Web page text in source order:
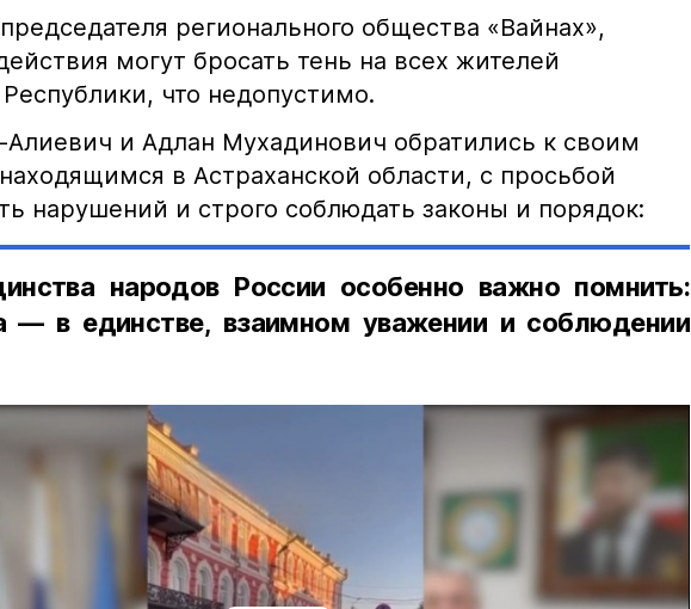
регионального общества «Вайнах»,
могут бросать тень на всех жителей
что недопустимо.
и Адлан Мухадинович обратились к своим
в Астраханской области, с просьбой
нарушений и строго соблюдать законы и порядок:
народов России особенно важно помнить:
— в единстве, взаимном уважении и соблюдении